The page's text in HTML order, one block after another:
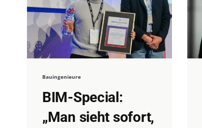
Bauingenieure
BIM-Special:
„Man sieht sofort,